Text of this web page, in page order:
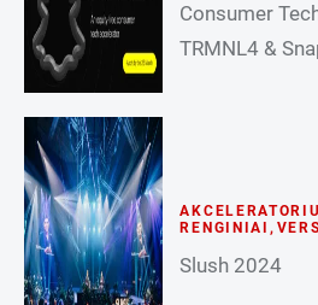
Consumer
TRMNL4 &
RENGINIAI ,
Slush 2024